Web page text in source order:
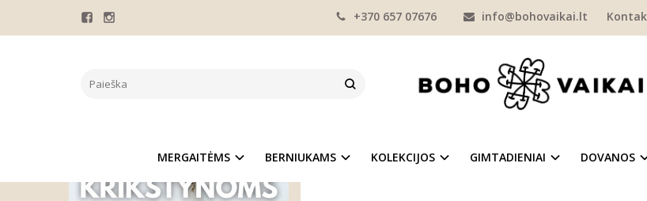
+370 657 07676 info@bohovaikai.lt
MERGAITĖMS BERNIUKAMS KOLEKCIJOS GIMTADIENIAI DOVANOS
PLAUKŲ SEGTUKŲ RINKINYS